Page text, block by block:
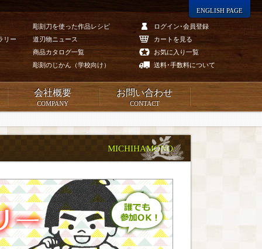
リー
彫刻刀を使った作品レシピ
道刃物ニュース
商品カタログ一覧
彫刻のじかん（学校向け）
ログイン･会員登録
カートを見る
お気に入り一覧
送料･手数料について
ENGLISH PAGE
会社概要
COMPANY
お問い合わせ
CONTACT
MICHIHAMONO